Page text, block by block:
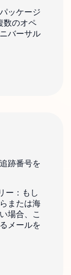
ッケージ
数のオペ
バーサル
跡番号を
ー：もし
または海
場合、こ
メールを